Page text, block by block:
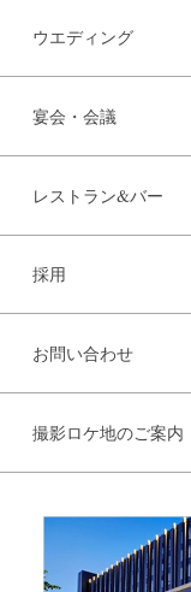
ウエディング
宴会・会議
レストラン&バー
採用
お問い合わせ
撮影ロケ地のご案内